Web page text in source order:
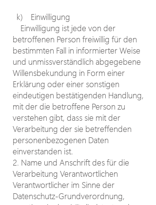
k) Einwilligung
Einwilligung ist jede von der
betroffenen Person freiwillig für den
bestimmten Fall in informierter Weise
und unmissverständlich abgegebene
Willensbekundung in Form einer
Erklärung oder einer sonstigen
eindeutigen bestätigenden Handlung,
mit der die betroffene Person zu
verstehen gibt, dass sie mit der
Verarbeitung der sie betreffenden
personenbezogenen Daten
einverstanden ist.
2. Name und Anschrift des für die
Verarbeitung Verantwortlichen
Verantwortlicher im Sinne der
Datenschutz-Grundverordnung,